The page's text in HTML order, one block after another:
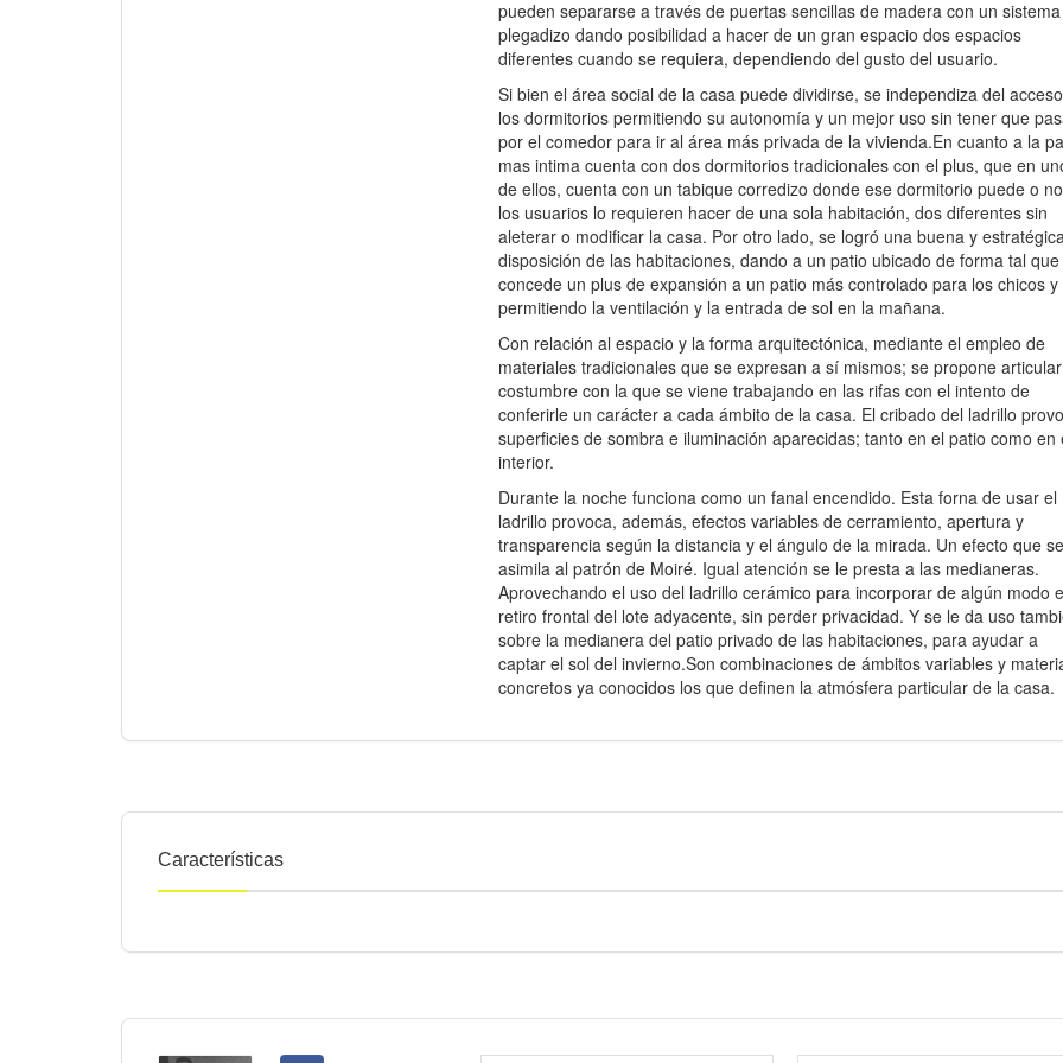
pueden separarse a través de puertas sencillas de madera con un sistema
plegadizo dando posibilidad a hacer de un gran espacio dos espacios
diferentes cuando se requiera, dependiendo del gusto del usuario.
Si bien el área social de la casa puede dividirse, se independiza del
los dormitorios permitiendo su autonomía y un mejor uso sin tener que
por el comedor para ir al área más privada de la vivienda.En cuanto a la
mas intima cuenta con dos dormitorios tradicionales con el plus, que en
de ellos, cuenta con un tabique corredizo donde ese dormitorio puede o
los usuarios lo requieren hacer de una sola habitación, dos diferentes sin
aleterar o modificar la casa. Por otro lado, se logró una buena y estratégica
disposición de las habitaciones, dando a un patio ubicado de forma tal
concede un plus de expansión a un patio más controlado para los chicos y
permitiendo la ventilación y la entrada de sol en la mañana.
Con relación al espacio y la forma arquitectónica, mediante el empleo de
materiales tradicionales que se expresan a sí mismos; se propone
costumbre con la que se viene trabajando en las rifas con el intento de
conferirle un carácter a cada ámbito de la casa. El cribado del ladrillo
superficies de sombra e iluminación aparecidas; tanto en el patio como en
interior.
Durante la noche funciona como un fanal encendido. Esta forna de usar el
ladrillo provoca, además, efectos variables de cerramiento, apertura y
transparencia según la distancia y el ángulo de la mirada. Un efecto que se
asimila al patrón de Moiré. Igual atención se le presta a las medianeras.
Aprovechando el uso del ladrillo cerámico para incorporar de algún modo
retiro frontal del lote adyacente, sin perder privacidad. Y se le da uso
sobre la medianera del patio privado de las habitaciones, para ayudar a
captar el sol del invierno.Son combinaciones de ámbitos variables y
concretos ya conocidos los que definen la atmósfera particular de la casa.
Características